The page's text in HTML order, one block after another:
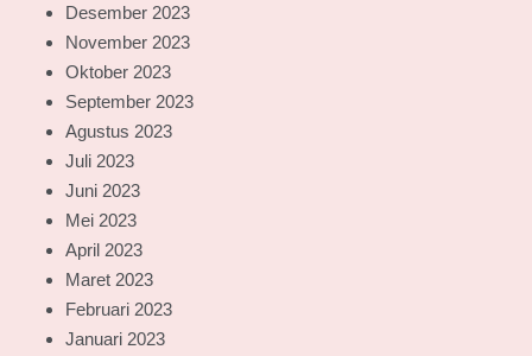
Desember 2023
November 2023
Oktober 2023
September 2023
Agustus 2023
Juli 2023
Juni 2023
Mei 2023
April 2023
Maret 2023
Februari 2023
Januari 2023